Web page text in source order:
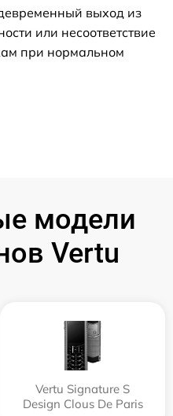
выход из
или несоответствие
при нормальном
модели
Vertu
Vertu Signature S
Design Clous De Paris